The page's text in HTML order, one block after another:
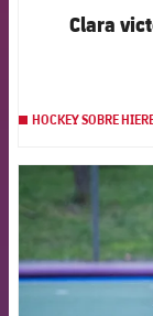
Clara
HOCKEY SOBRE